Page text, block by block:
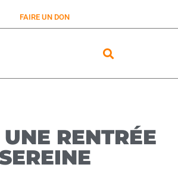
FAIRE UN DON
RENTRÉE